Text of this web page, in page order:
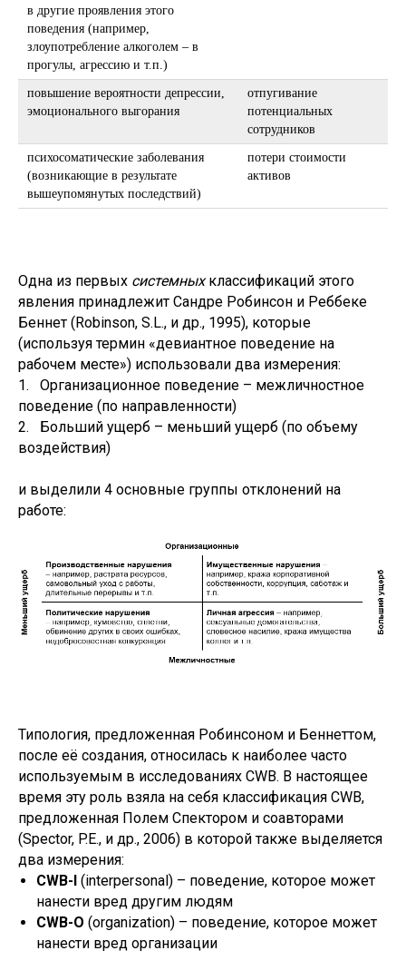
в другие проявления этого
поведения (например,
злоупотребление алкоголем – в
прогулы, агрессию и т.п.)
повышение вероятности депрессии,
эмоционального выгорания
отпугивание
потенциальных
сотрудников
психосоматические заболевания
(возникающие в результате
вышеупомянутых последствий)
потери стоимости
активов
Одна из первых системныхклассификаций этого
явления принадлежит Сандре Робинсон и Реббеке
Беннет (Robinson, S.L., и др., 1995), которые
(используя термин «девиантное поведение на
рабочем месте») использовали два измерения:
1. Организационное поведение – межличностное
поведение (по направленности)
2. Больший ущерб – меньший ущерб (по объему
воздействия)
и выделили 4 основные группы отклонений на
работе:
Типология, предложенная Робинсоном и Беннеттом,
после её создания, относилась к наиболее часто
используемым в исследованиях CWB. В настоящее
время эту роль взяла на себя классификация CWB,
предложенная Полем Спектором и соавторами
(Spector, P.E., и др., 2006) в которой также выделяется
два измерения:
CWB-I (interpersonal) – поведение, которое может
нанести вред другим людям
CWB-O (organization) – поведение, которое может
нанести вред организации